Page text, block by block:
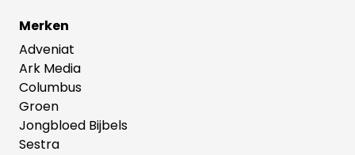
Merken
Adveniat
Ark Media
Columbus
Groen
Jongbloed Bijbels
Sestra